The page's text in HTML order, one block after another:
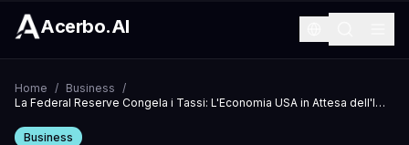
Acerbo.AI
Home / Business /
La Federal Reserve Congela i Tassi: L'Economia USA in Attesa dell'Impatto dei Dazi
Business